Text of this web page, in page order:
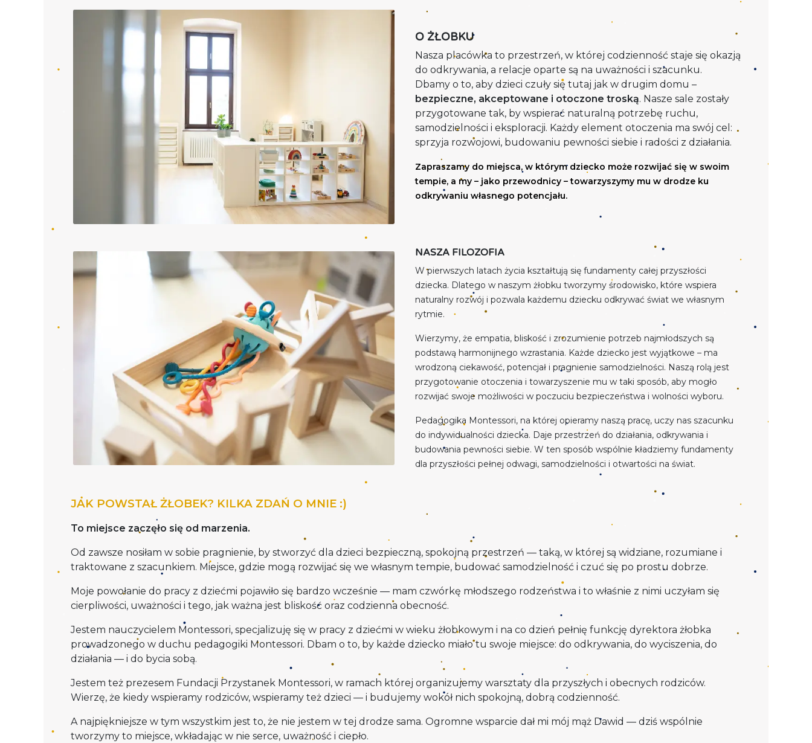
O ŻŁOBKU
Nasza placówka to przestrzeń, w której codzienność staje się okazją
do odkrywania, a relacje oparte są na uważności i szacunku.
Dbamy o to, aby dzieci czuły się tutaj jak w drugim domu –
bezpieczne, akceptowane i otoczone troską. Nasze sale zostały
przygotowane tak, by wspierać naturalną potrzebę ruchu,
samodzielności i eksploracji. Każdy element otoczenia ma swój cel:
sprzyja rozwojowi, budowaniu pewności siebie i radości z działania.
Zapraszamy do miejsca, w którym dziecko może rozwijać się w swoim
tempie, a my – jako przewodnicy – towarzyszymy mu w drodze ku
odkrywaniu własnego potencjału.
NASZA FILOZOFIA
W pierwszych latach życia kształtują się fundamenty całej przyszłości
dziecka. Dlatego w naszym żłobku tworzymy środowisko, które wspiera
naturalny rozwój i pozwala każdemu dziecku odkrywać świat we własnym
rytmie.
Wierzymy, że empatia, bliskość i zrozumienie potrzeb najmłodszych są
podstawą harmonijnego wzrastania. Każde dziecko jest wyjątkowe – ma
wrodzoną ciekawość, potencjał i pragnienie samodzielności. Naszą rolą jest
przygotowanie otoczenia i towarzyszenie mu w taki sposób, aby mogło
rozwijać swoje możliwości w poczuciu bezpieczeństwa i wolności wyboru.
Pedagogika Montessori, na której opieramy naszą pracę, uczy nas szacunku
do indywidualności dziecka. Daje przestrzeń do działania, odkrywania i
budowania pewności siebie. W ten sposób wspólnie kładziemy fundamenty
dla przyszłości pełnej odwagi, samodzielności i otwartości na świat.
JAK POWSTAŁ ŻŁOBEK? KILKA ZDAŃ O MNIE :)
To miejsce zaczęło się od marzenia.
Od zawsze nosiłam w sobie pragnienie, by stworzyć dla dzieci bezpieczną, spokojną przestrzeń — taką, w której są widziane, rozumiane i
traktowane z szacunkiem. Miejsce, gdzie mogą rozwijać się we własnym tempie, budować samodzielność i czuć się po prostu dobrze.
Moje powołanie do pracy z dziećmi pojawiło się bardzo wcześnie — mam czwórkę młodszego rodzeństwa i to właśnie z nimi uczyłam się
cierpliwości, uważności i tego, jak ważna jest bliskość oraz codzienna obecność.
Jestem nauczycielem Montessori, specjalizuję się w pracy z dziećmi w wieku żłobkowym i na co dzień pełnię funkcję dyrektora żłobka
prowadzonego w duchu pedagogiki Montessori. Dbam o to, by każde dziecko miało tu swoje miejsce: do odkrywania, do wyciszenia, do
działania — i do bycia sobą.
Jestem też prezesem Fundacji Przystanek Montessori, w ramach której organizujemy warsztaty dla przyszłych i obecnych rodziców.
Wierzę, że kiedy wspieramy rodziców, wspieramy też dzieci — i budujemy wokół nich spokojną, dobrą codzienność.
A najpiękniejsze w tym wszystkim jest to, że nie jestem w tej drodze sama. Ogromne wsparcie dał mi mój mąż Dawid — dziś wspólnie
tworzymy to miejsce, wkładając w nie serce, uważność i ciepło.